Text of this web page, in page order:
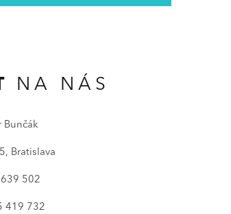
NA NÁS
Bunčák
Bratislava
502
419 732